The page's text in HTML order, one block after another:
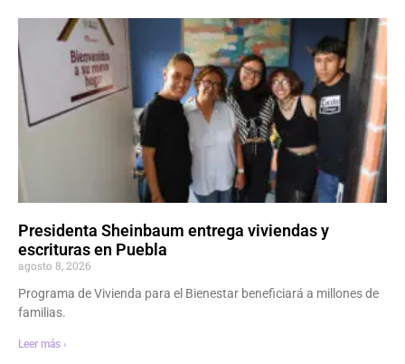
Presidenta Sheinbaum entrega viviendas y
escrituras en Puebla
agosto 8, 2026
Programa de Vivienda para el Bienestar beneficiará a millones de
familias.
Leer más ›